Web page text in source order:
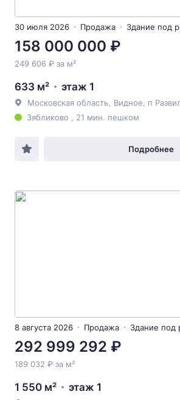
30 июля 2026 Продажа Здание под
158 000 000 ₽
249 606 ₽ за м²
633 м² этаж 1
Московская область Видное , п
Зябликово , 21 мин. пешком
Подробнее
8 августа 2026 Продажа Здание под
292 999 292 ₽
189 032 ₽ за м²
1 550 м² этаж 1